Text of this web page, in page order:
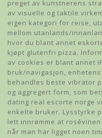
preget av kunstnerens
av visuelle og taktile
eigen kategori for reise,
mellom utanlands/
hvor du blant annet
kjøpt glutenfri pizza.
av cookies er blant annet
bruk/navigasjon,
behandles beste vibrator
og aggregert form, som
dating real escorte norge
enkelte bruker. Lysstyrke
lett innrømme at
når man har ligget noen